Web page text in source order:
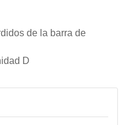
de la barra de
D